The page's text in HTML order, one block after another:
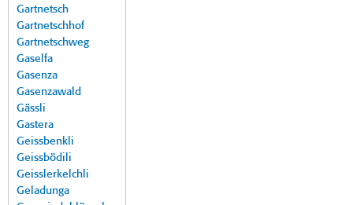
Gartnetsch
Gartnetschhof
Gartnetschweg
Gaselfa
Gasenza
Gasenzawald
Gässli
Gastera
Geissbenkli
Geissbödili
Geisslerkelchli
Geladunga